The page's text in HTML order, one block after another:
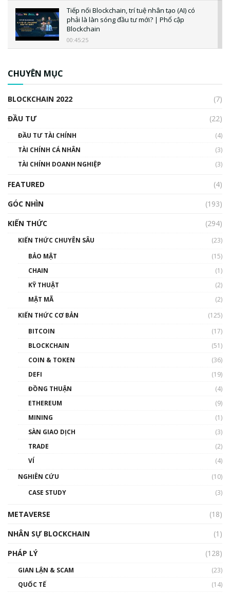
Tiếp nối Blockchain, trí tuệ nhân tạo (AI) có
phải là làn sóng đầu tư mới? | Phổ cập
Blockchain
00:45:25
00:02:14
Nhìn lại năm 2022: Những sự kiện ảnh hưởng
đến hệ sinh thái tiền mã hoá | Phổ cập
00:43:47
như thể nào?
00:39:31
Phổ cập Blockchain
thống & Crypto qua các cuộc chiến | Phổ cập
01:32:59
gió ấm
CHUYÊN MỤC
BLOCKCHAIN 2022
(7)
ĐẦU TƯ
(22)
ĐẦU TƯ TÀI CHÍNH
(4)
TÀI CHÍNH CÁ NHÂN
(3)
TÀI CHÍNH DOANH NGHIỆP
(3)
FEATURED
(4)
GÓC NHÌN
(193)
KIẾN THỨC
(294)
KIẾN THỨC CHUYÊN SÂU
(23)
BẢO MẬT
(15)
CHAIN
(1)
KỸ THUẬT
(2)
MẬT MÃ
(2)
KIẾN THỨC CƠ BẢN
(125)
BITCOIN
(17)
BLOCKCHAIN
(51)
COIN & TOKEN
(36)
DEFI
(19)
ĐỒNG THUẬN
(4)
ETHEREUM
(9)
MINING
(1)
SÀN GIAO DỊCH
(3)
TRADE
(2)
VÍ
(4)
NGHIÊN CỨU
(10)
CASE STUDY
(3)
METAVERSE
(18)
NHÂN SỰ BLOCKCHAIN
(1)
PHÁP LÝ
(128)
GIAN LẬN & SCAM
(23)
QUỐC TẾ
(14)